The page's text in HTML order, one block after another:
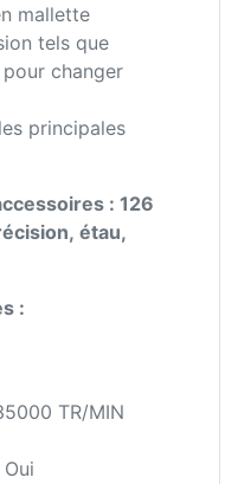
mallette
tels que
changer
principales
: 126
étau,
:
TR/MIN